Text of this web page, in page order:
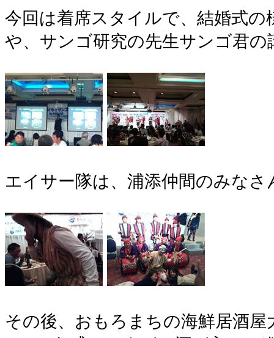
今回は着席スタイルで、結婚式の
や、サンゴ研究の先生サンゴ君の
エイサー隊は、浦添仲間のみなさ
その後、おもろまちの海鮮居酒屋